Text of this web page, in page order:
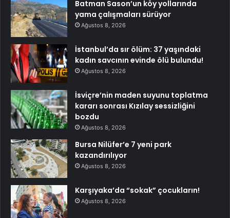
Batman Sason’un köy yollarında
yama çalışmaları sürüyor
Ağustos 8, 2026
İstanbul’da sır ölüm: 37 yaşındaki
kadın savcının evinde ölü bulundu!
Ağustos 8, 2026
İsviçre’nin maden suyunu toplatma
kararı sonrası Kızılay sessizliğini
bozdu
Ağustos 8, 2026
Bursa Nilüfer’e 7 yeni park
kazandırılıyor
Ağustos 8, 2026
Karşıyaka’da “sokak” çocukların!
Ağustos 8, 2026